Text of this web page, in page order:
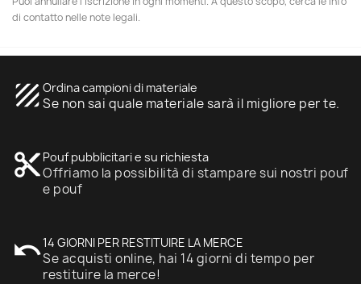
di contatto nelle note legali.
texture Ordina campioni di materiale
Se non sai quale materiale sarà il migliore per te.
content_cut Pouf pubblicitari e su richiesta
Offriamo la possibilità di stampare sui nostri pouf
e pouf
undo14 GIORNI PER RESTITUIRE LA MERCE
Se acquisti online, hai 14 giorni di tempo per
restituire la merce!